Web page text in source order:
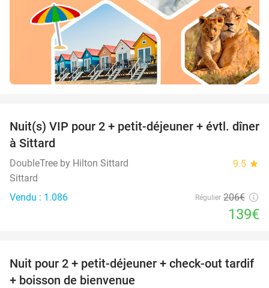
33%
Nuit(s) VIP pour 2 + petit-déjeuner + évtl. dîner
à Sittard
DoubleTree by Hilton Sittard 9.5 star
Sittard
Vendu : 1.086
Régulier 206€
139€
Nuit pour 2 + petit-déjeuner + check-out tardif
+ boisson de bienvenue